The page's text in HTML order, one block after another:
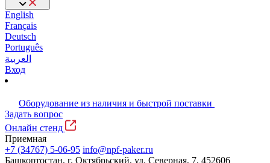
English
Français
Deutsch
Português
العربية
Вход
Оборудование из наличия и быстрой поставки
Задать вопрос
Онлайн стенд
Приемная
+7 (34767) 5-06-95 info@npf-paker.ru
Башкортостан, г. Октябрьский, ул. Северная, 7, 452606